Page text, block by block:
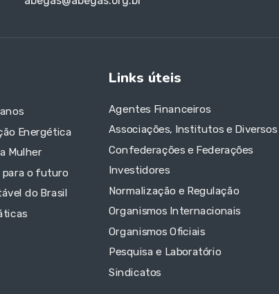
Energética
Mulher
para o futuro
do Brasil
Links úteis
Agentes Financeiros
Associações, Institutos e Diversos
Confederações e Federações
Investidores
Normalização e Regulação
Organismos Internacionais
Organismos Oficiais
Pesquisa e Laboratório
Sindicatos